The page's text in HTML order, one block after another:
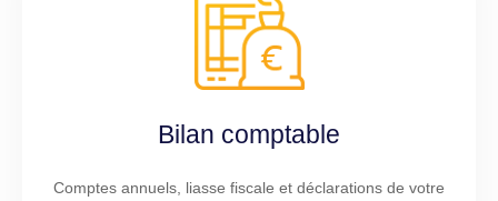
Bilan comptable
Comptes annuels, liasse fiscale et déclarations de votre